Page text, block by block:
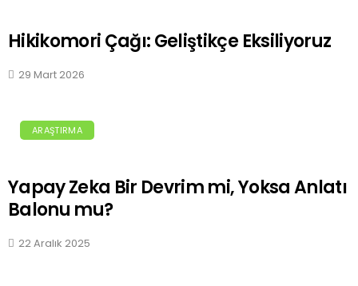
Hikikomori Çağı: Geliştikçe Eksiliyoruz
29 Mart 2026
ARAŞTIRMA
Yapay Zeka Bir Devrim mi, Yoksa Anlatı
Balonu mu?
22 Aralık 2025